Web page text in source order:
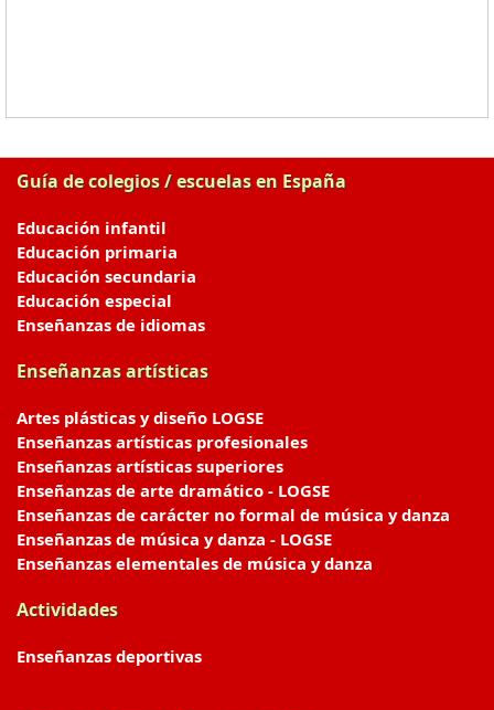
Guía de colegios / escuelas en España
Educación infantil
Educación primaria
Educación secundaria
Educación especial
Enseñanzas de idiomas
Enseñanzas artísticas
Artes plásticas y diseño LOGSE
Enseñanzas artísticas profesionales
Enseñanzas artísticas superiores
Enseñanzas de arte dramático - LOGSE
Enseñanzas de carácter no formal de música y danza
Enseñanzas de música y danza - LOGSE
Enseñanzas elementales de música y danza
Actividades
Enseñanzas deportivas